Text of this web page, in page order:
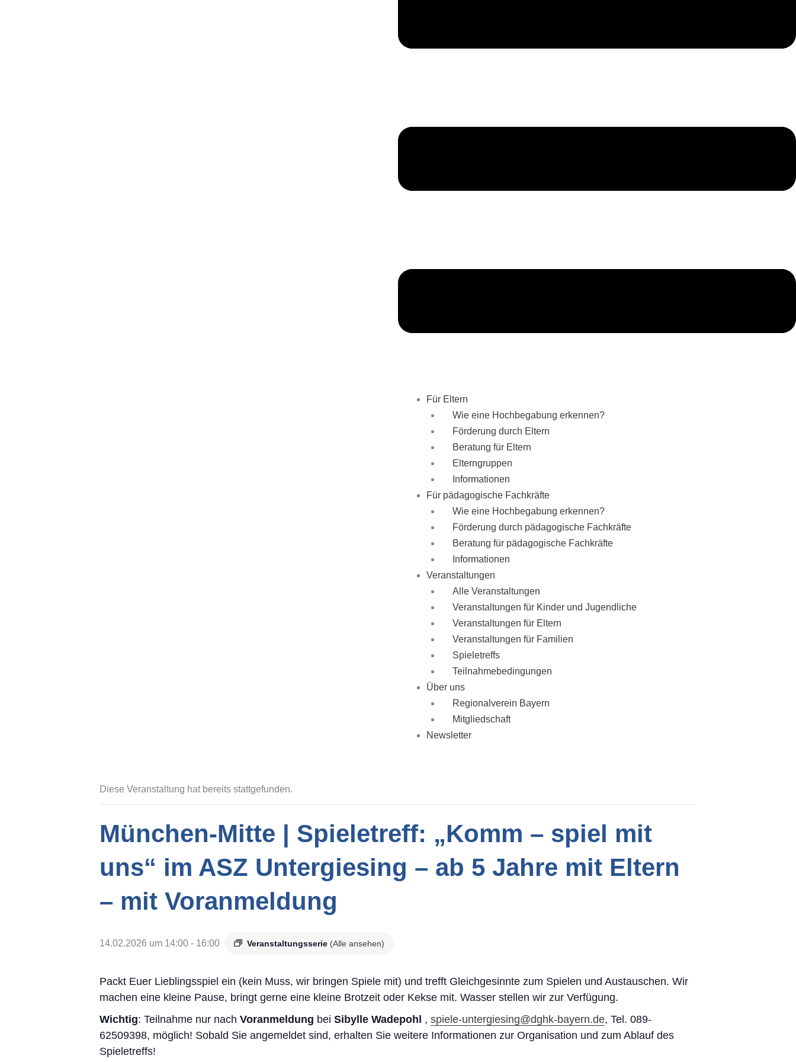
Für Eltern
Wie eine Hochbegabung erkennen?
Förderung durch Eltern
Beratung für Eltern
Elterngruppen
Informationen
Für pädagogische Fachkräfte
Wie eine Hochbegabung erkennen?
Förderung durch pädagogische Fachkräfte
Beratung für pädagogische Fachkräfte
Informationen
Veranstaltungen
Alle Veranstaltungen
Veranstaltungen für Kinder und Jugendliche
Veranstaltungen für Eltern
Veranstaltungen für Familien
Spieletreffs
Teilnahmebedingungen
Über uns
Regionalverein Bayern
Mitgliedschaft
Newsletter
Diese Veranstaltung hat bereits stattgefunden.
München-Mitte | Spieletreff: „Komm – spiel mit
uns“ im ASZ Untergiesing – ab 5 Jahre mit Eltern
– mit Voranmeldung
14.02.2026 um 14:00 - 16:00 Veranstaltungsserie (Alle ansehen)
Packt Euer Lieblingsspiel ein (kein Muss, wir bringen Spiele mit) und trefft Gleichgesinnte zum Spielen und Austauschen. Wir
machen eine kleine Pause, bringt gerne eine kleine Brotzeit oder Kekse mit. Wasser stellen wir zur Verfügung.
Wichtig: Teilnahme nur nach Voranmeldung bei Sibylle Wadepohl , spiele-untergiesing@dghk-bayern.de, Tel. 089-
62509398, möglich! Sobald Sie angemeldet sind, erhalten Sie weitere Informationen zur Organisation und zum Ablauf des
Spieletreffs!